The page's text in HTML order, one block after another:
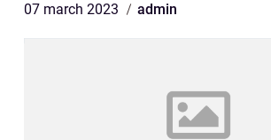
07 march 2023 admin